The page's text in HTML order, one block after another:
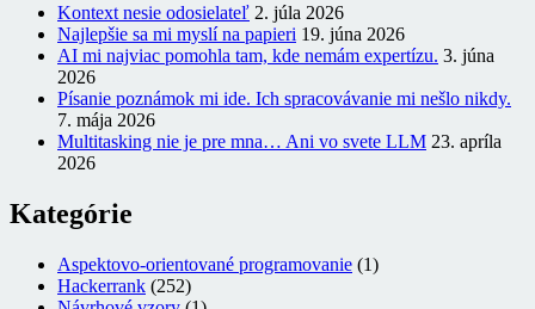
Kontext nesie odosielateľ 2. júla 2026
Najlepšie sa mi myslí na papieri 19. júna 2026
AI mi najviac pomohla tam, kde nemám expertízu. 3. júna
2026
Písanie poznámok mi ide. Ich spracovávanie mi nešlo nikdy.
7. mája 2026
Multitasking nie je pre mna… Ani vo svete LLM 23. apríla
2026
Kategórie
Aspektovo-orientované programovanie (1)
Hackerrank (252)